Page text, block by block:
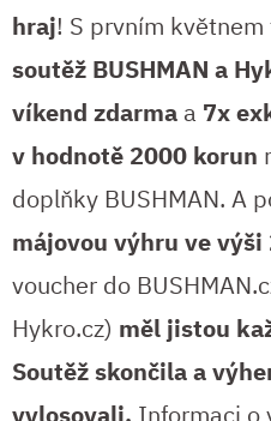
hraj! S prvním
soutěž BUSHMAN a
víkend zdarma a 7x
v hodnotě 2000 korun
doplňky BUSHMAN. A
májovou výhru ve výši
voucher do
Hykro.cz) měl jistou
Soutěž skončila a
vylosovali. Informaci o